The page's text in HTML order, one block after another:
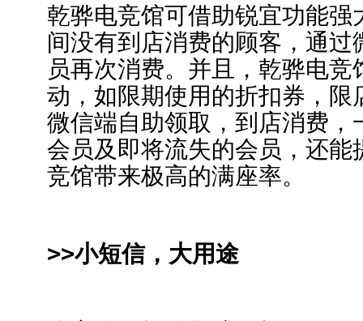
乾骅电竞馆可借助锐宜功能
间没有到店消费的顾客，通
员再次消费。并且，乾骅电
动，如限期使用的折扣券，
微信端自助领取，到店消费
会员及即将流失的会员，还
竞馆带来极高的满座率。
>>小短信，大用途